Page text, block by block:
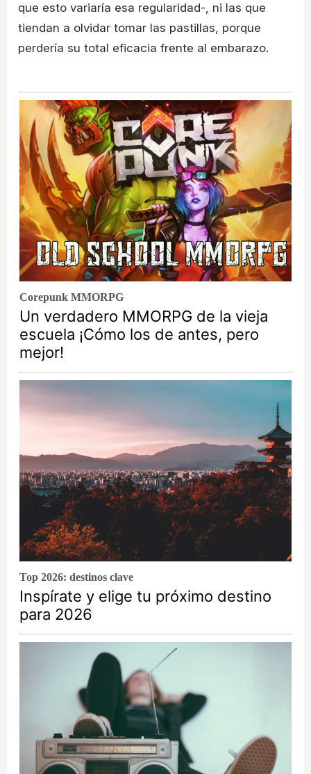
que esto variaría esa regularidad-, ni las que
tiendan a olvidar tomar las pastillas, porque
perdería su total eficacia frente al embarazo.
Corepunk MMORPG
Un verdadero MMORPG de la vieja
escuela ¡Cómo los de antes, pero
mejor!
Top 2026: destinos clave
Inspírate y elige tu próximo destino
para 2026